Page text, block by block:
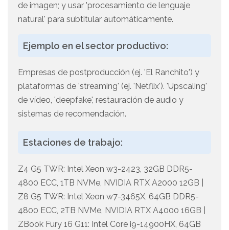
de imagen; y usar 'procesamiento de lenguaje
natural' para subtitular automáticamente.
Ejemplo en el sector productivo:
Empresas de postproducción (ej. 'El Ranchito') y
plataformas de 'streaming' (ej. 'Netflix'). 'Upscaling'
de vídeo, 'deepfake', restauración de audio y
sistemas de recomendación.
Estaciones de trabajo:
Z4 G5 TWR: Intel Xeon w3-2423, 32GB DDR5-
4800 ECC, 1TB NVMe, NVIDIA RTX A2000 12GB |
Z8 G5 TWR: Intel Xeon w7-3465X, 64GB DDR5-
4800 ECC, 2TB NVMe, NVIDIA RTX A4000 16GB |
ZBook Fury 16 G11: Intel Core i9-14900HX, 64GB